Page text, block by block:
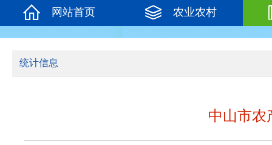
网站首页 农业农村
统计信息
中山市农